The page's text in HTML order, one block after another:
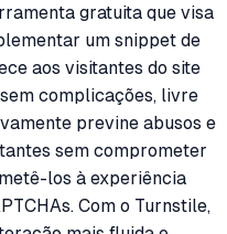
gratuita que visa
um snippet de
aos visitantes do site
complicações, livre
previne abusos e
sem comprometer
los à experiência
Com o Turnstile,